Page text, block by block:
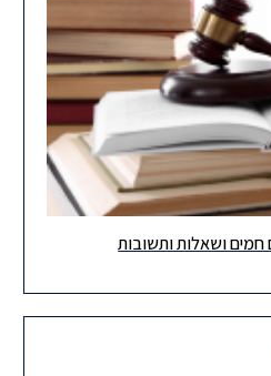
שהצטרפו אלינו אתמול לוובינר על
ושאלות ותשובות